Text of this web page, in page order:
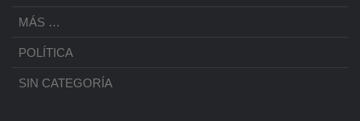
MÁS …
POLÍTICA
SIN CATEGORÍA